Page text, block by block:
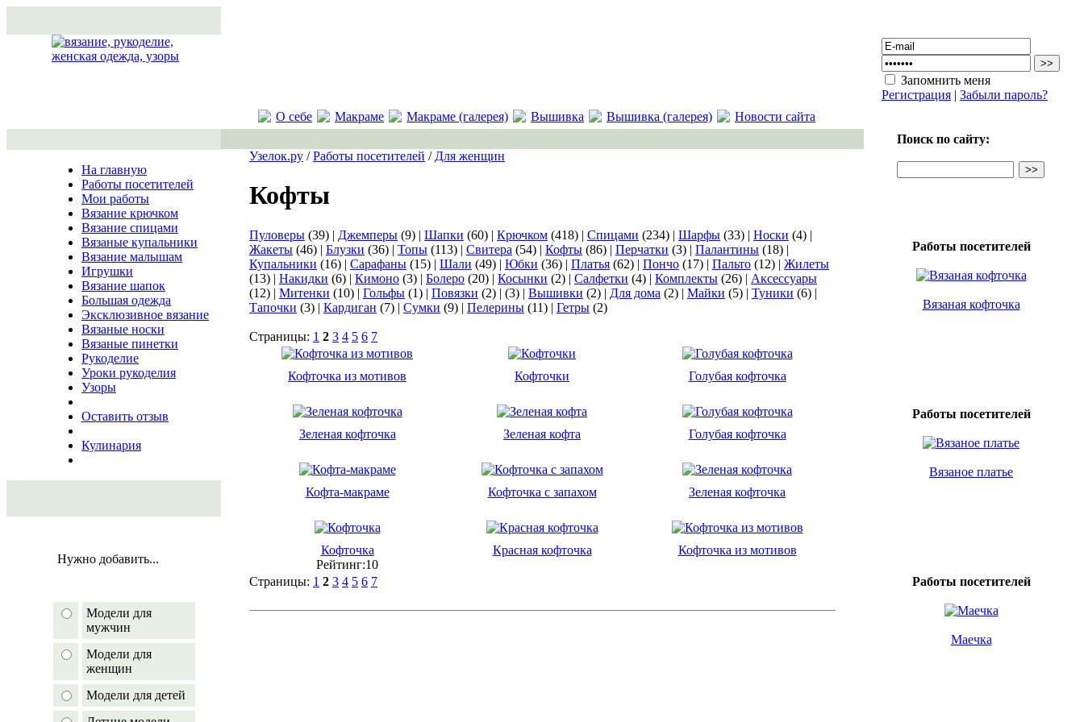
Запомнить меня
Регистрация | Забыли пароль?
О себе
Макраме Макраме (галерея) Вышивка Вышивка (галерея) Новости сайта
На главную
Работы посетителей
Мои работы
Вязание крючком
Вязание спицами
Вязаные купальники
Вязание малышам
Игрушки
Вязание шапок
Большая одежда
Эксклюзивное вязание
Вязаные носки
Вязаные пинетки
Рукоделие
Уроки рукоделия
Узоры
Оставить отзыв
Кулинария
Нужно добавить...
Модели для
мужчин
Модели для
женщин
Модели для детей
Узелок.ру /Работы посетителей / Для женщин
Кофты
Пуловеры (39) | Джемперы (9) | Шапки (60) | Крючком (418) | Спицами (234) | Шарфы (33) | Носки (4) |
Жакеты (46) | Блузки (36) | Топы (113) | Свитера (54) | Кофты (86) | Перчатки (3) | Палантины (18) |
Купальники (16) | Сарафаны (15) | Шали (49) | Юбки (36) | Платья (62) | Пончо (17) | Пальто (12) | Жилеты
(13) | Накидки (6) | Кимоно (3) | Болеро (20) | Косынки (2) | Салфетки (4) | Комплекты (26) | Аксессуары
(12) | Митенки (10) | Гольфы (1) | Повязки (2) | (3) | Вышивки (2) | Для дома (2) | Майки (5) | Туники (6) |
Тапочки (3) | Кардиган (7) | Сумки (9) | Пелерины (11) | Гетры (2)
Страницы: 1 2 3 4 5 6 7
Кофточка из мотивов Кофточки Голубая кофточка
Зеленая кофточка Зеленая кофта Голубая кофточка
Кофта-макраме Кофточка с запахом Зеленая кофточка
Кофточка
Рейтинг:10
Красная кофточка Кофточка из мотивов
Страницы: 1 2 3 4 5 6 7
Поиск по сайту:
Работы посетителей
Вязаная кофточка
Работы посетителей
Вязаное платье
Работы посетителей
Маечка